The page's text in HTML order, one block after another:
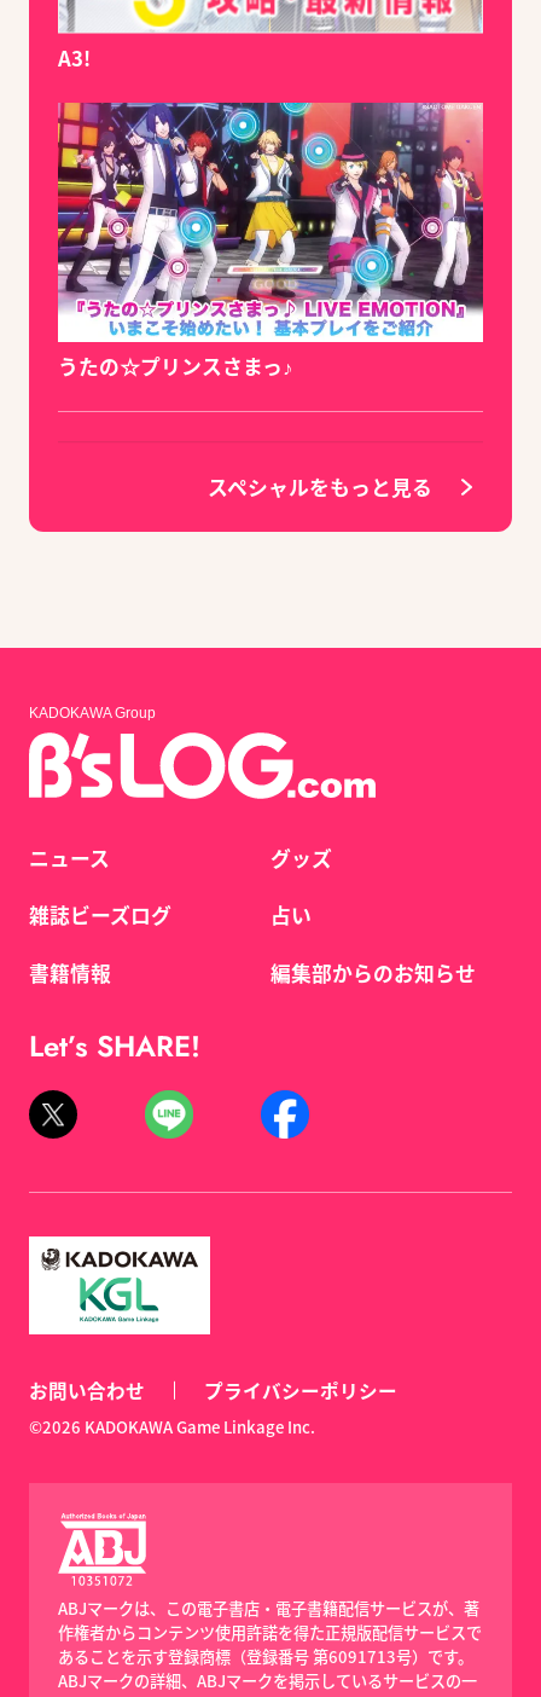
A3!
うたの☆プリンスさまっ♪
スペシャルをもっと見る
KADOKAWA Group
ニュース
雑誌ビーズログ
書籍情報
グッズ
占い
編集部からのお知らせ
Let’s SHARE!
お問い合わせ プライバシーポリシー
©2026 KADOKAWA Game Linkage Inc.
ABJマークは、この電子書店・電子書籍配信サービスが、著
作権者からコンテンツ使用許諾を得た正規版配信サービスで
あることを示す登録商標（登録番号 第6091713号）です。
ABJマークの詳細、ABJマークを掲示しているサービスの一